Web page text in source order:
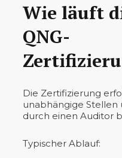
Wie läuft
QNG-
Die Zertifizierung
unabhängige Stellen
durch einen Auditor
Typischer Ablauf: